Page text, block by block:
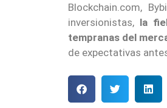
Blockchain.com,
inversionistas, la
tempranas del
de expectativas